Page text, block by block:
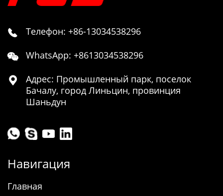
 Телефон: +86-13034538296
 WhatsApp: +8613034538296

Адрес: Промышленный парк, поселок
Бачалу, город Линьцин, провинция
Шаньдун
Навигация
Главная